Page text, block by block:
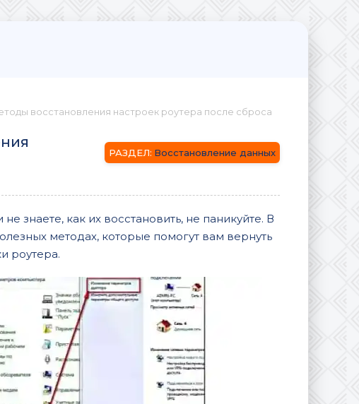
восстановления настроек роутера после сброса
Восстановление данных
знаете, как их восстановить, не паникуйте. В
методах, которые помогут вам вернуть
роутера.